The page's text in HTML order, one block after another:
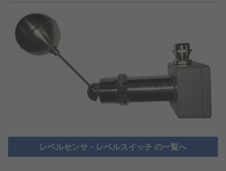
レベルセンサ・レベルスイッチ の一覧へ